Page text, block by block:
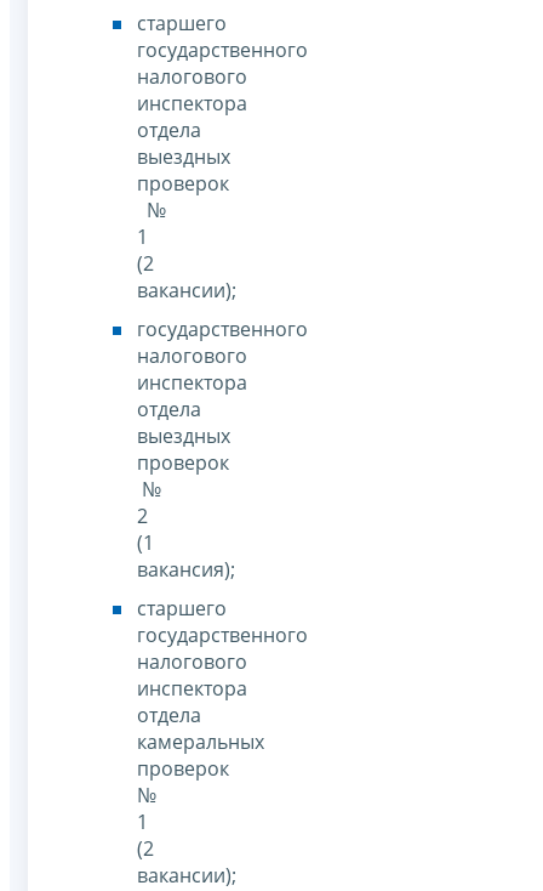
старшего
государственного
налогового
инспектора
отдела
выездных
проверок
№
1
(2
вакансии);
государственного
налогового
инспектора
отдела
выездных
проверок
№
2
(1
вакансия);
старшего
государственного
налогового
инспектора
отдела
камеральных
проверок
№
1
(2
вакансии);